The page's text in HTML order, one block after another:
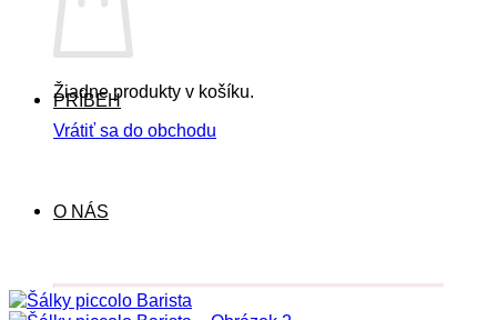
Žiadne produkty v košíku.
Vrátiť sa do obchodu
PRÍBEH
O NÁS